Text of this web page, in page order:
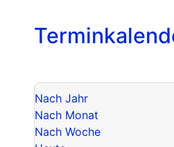
Nach Jahr
Nach Monat
Nach Woche